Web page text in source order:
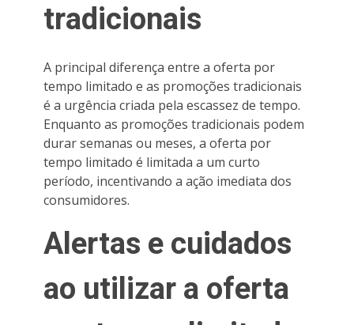
tradicionais
A principal diferença entre a oferta por
tempo limitado e as promoções tradicionais
é a urgência criada pela escassez de tempo.
Enquanto as promoções tradicionais podem
durar semanas ou meses, a oferta por
tempo limitado é limitada a um curto
período, incentivando a ação imediata dos
consumidores.
Alertas e cuidados
ao utilizar a oferta